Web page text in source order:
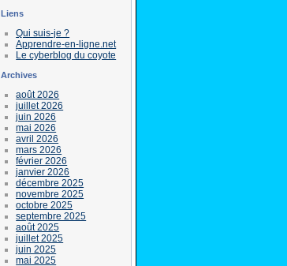
Liens
Qui suis-je ?
Apprendre-en-ligne.net
Le cyberblog du coyote
Archives
août 2026
juillet 2026
juin 2026
mai 2026
avril 2026
mars 2026
février 2026
janvier 2026
décembre 2025
novembre 2025
octobre 2025
septembre 2025
août 2025
juillet 2025
juin 2025
mai 2025